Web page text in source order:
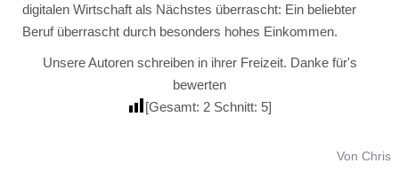
digitalen Wirtschaft als Nächstes überrascht: Ein beliebter
Beruf überrascht durch besonders hohes Einkommen.
Unsere Autoren schreiben in ihrer Freizeit. Danke für's
bewerten
[Gesamt: 2 Schnitt: 5]
Von Chris